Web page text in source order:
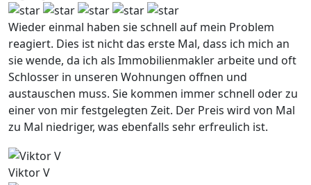
Wieder einmal haben sie schnell auf mein Problem
reagiert. Dies ist nicht das erste Mal, dass ich mich an
sie wende, da ich als Immobilienmakler arbeite und oft
Schlosser in unseren Wohnungen offnen und
austauschen muss. Sie kommen immer schnell oder zu
einer von mir festgelegten Zeit. Der Preis wird von Mal
zu Mal niedriger, was ebenfalls sehr erfreulich ist.
Viktor V